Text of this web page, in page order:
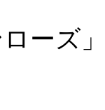
ーズ